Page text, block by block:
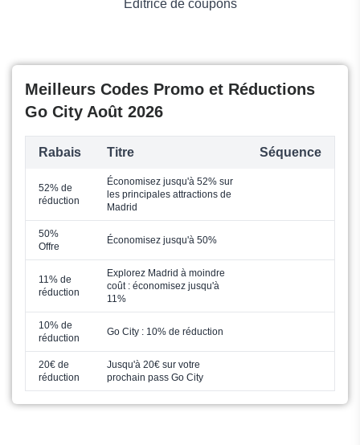
Éditrice de coupons
Meilleurs Codes Promo et Réductions
Go City Août 2026
Rabais Titre Séquence
52% de
réduction
Économisez jusqu'à 52% sur
les principales attractions de
Madrid
50%
Offre
Économisez jusqu'à 50%
11% de
réduction
Explorez Madrid à moindre
coût : économisez jusqu'à
11%
10% de
réduction
Go City : 10% de réduction
20€ de
réduction
Jusqu'à 20€ sur votre
prochain pass Go City